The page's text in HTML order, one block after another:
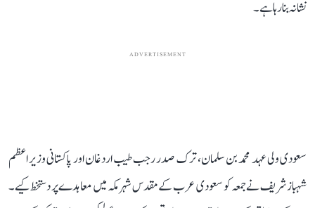
نشانہ بنا رہا ہے۔
ADVERTISEMENT
سعودی ولی عہد محمد بن سلمان، ترک صدر رجب طیب اردغان اور پاکستانی وزیر اعظم
شہباز شریف نے جمعہ کو سعودی عرب کے مقدس شہر مکہ میں معاہدے پر دستخط کیے۔